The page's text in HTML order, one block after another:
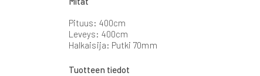
images
Pituus: 400cm
Leveys: 400cm
Halkaisija: Putki 70mm
Tuotteen tiedot